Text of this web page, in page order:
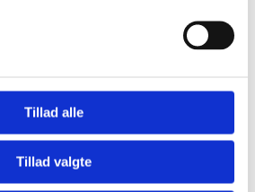
Tillad alle
Tillad valgte
Business Profile skal hænge
Profile kan ikke stå alene, hvis du
synlighed. Den fungerer bedst,
med en hjemmeside, der